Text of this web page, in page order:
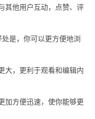
其他用户互动，点赞、评
是，你可以更方便地浏
，更利于观看和编辑内
方便迅速，使你能够更